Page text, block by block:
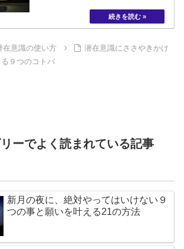
在意識の使い方
潜在意識にささやきかけ
９つのコトバ
ーでよく読まれている記事
新月の夜に、絶対やってはいけない９
つの事と願いを叶える21の方法